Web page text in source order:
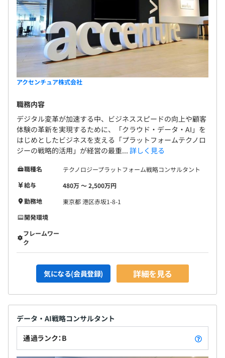
アクセンチュア株式会社
職務内容
デジタル変革が加速する中、ビジネススピードの向上や顧客
体験の革新を実現するために、「クラウド・データ・AI」を
はじめとしたビジネスを支える「プラットフォームテクノロ
ジーの戦略的活用」が経営の最重... 詳しく見る
職種名
テクノロジープラットフォーム戦略コンサルタント
給与
480万 〜 2,500万円
勤務地
東京都 港区赤坂1-8-1
開発環境
フレームワー
ク
気になる(会員登録) 詳細を見る
データ・AI戦略コンサルタント
通過ランク：B